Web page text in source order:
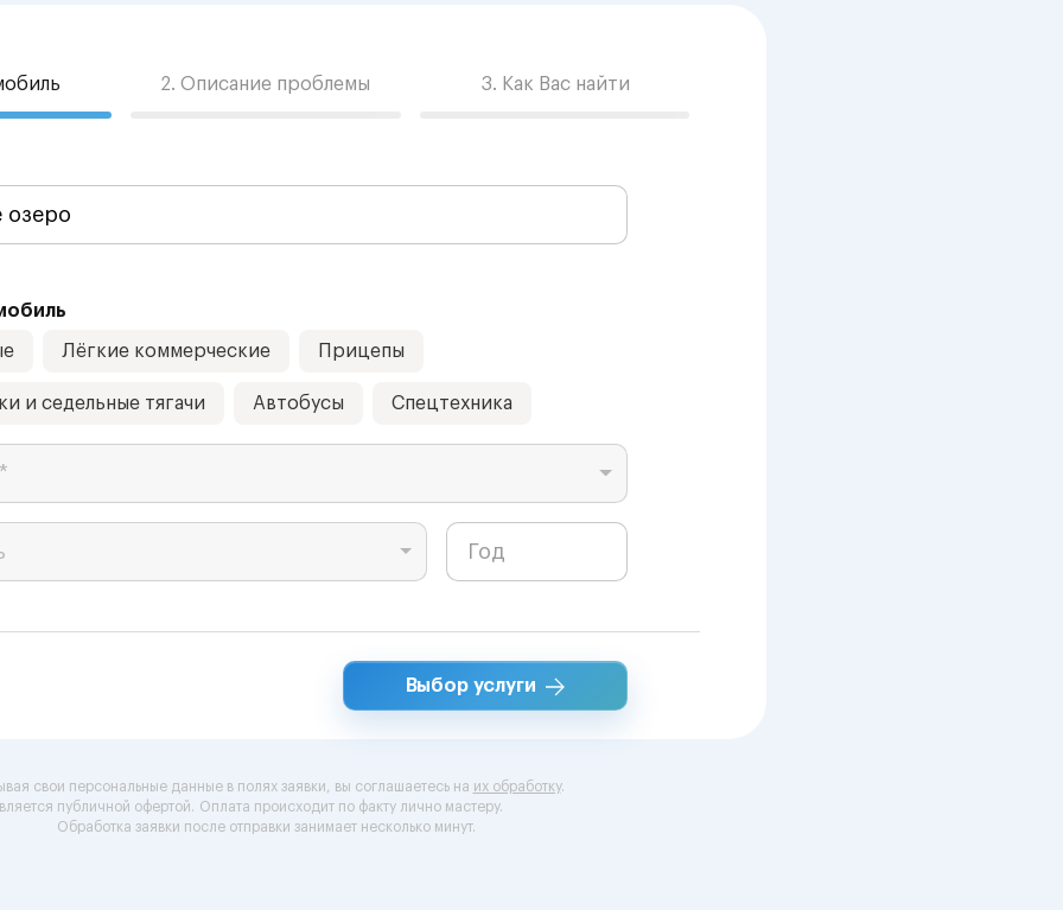
2. Описание проблемы 3. Как Вас найти
Лёгкие коммерческие Прицепы
и седельные тягачи Автобусы Спецтехника
Выбор услуги
свои персональные данные в полях заявки, вы соглашаетесь на их обработку.
публичной офертой. Оплата происходит по факту лично мастеру.
Обработка заявки после отправки занимает несколько минут.